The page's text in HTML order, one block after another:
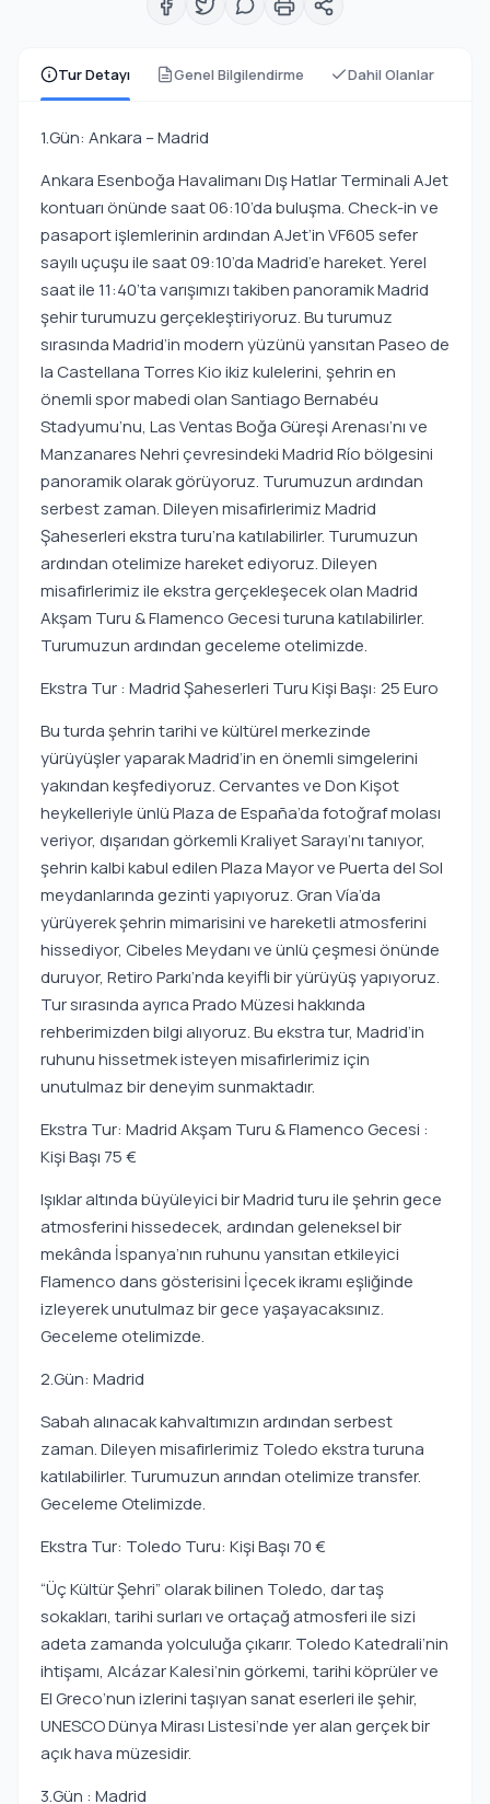
Tur Detayı Genel Bilgilendirme Dahil Olanlar
1.Gün: Ankara – Madrid
Ankara Esenboğa Havalimanı Dış Hatlar Terminali AJet
kontuarı önünde saat 06:10’da buluşma. Check-in ve
pasaport işlemlerinin ardından AJet’in VF605 sefer
sayılı uçuşu ile saat 09:10’da Madrid’e hareket. Yerel
saat ile 11:40’ta varışımızı takiben panoramik Madrid
şehir turumuzu gerçekleştiriyoruz. Bu turumuz
sırasında Madrid’in modern yüzünü yansıtan Paseo de
la Castellana Torres Kio ikiz kulelerini, şehrin en
önemli spor mabedi olan Santiago Bernabéu
Stadyumu’nu, Las Ventas Boğa Güreşi Arenası’nı ve
Manzanares Nehri çevresindeki Madrid Río bölgesini
panoramik olarak görüyoruz. Turumuzun ardından
serbest zaman. Dileyen misafirlerimiz Madrid
Şaheserleri ekstra turu’na katılabilirler. Turumuzun
ardından otelimize hareket ediyoruz. Dileyen
misafirlerimiz ile ekstra gerçekleşecek olan Madrid
Akşam Turu & Flamenco Gecesi turuna katılabilirler.
Turumuzun ardından geceleme otelimizde.
Ekstra Tur : Madrid Şaheserleri Turu Kişi Başı: 25 Euro
Bu turda şehrin tarihi ve kültürel merkezinde
yürüyüşler yaparak Madrid’in en önemli simgelerini
yakından keşfediyoruz. Cervantes ve Don Kişot
heykelleriyle ünlü Plaza de España’da fotoğraf molası
veriyor, dışarıdan görkemli Kraliyet Sarayı’nı tanıyor,
şehrin kalbi kabul edilen Plaza Mayor ve Puerta del Sol
meydanlarında gezinti yapıyoruz. Gran Vía’da
yürüyerek şehrin mimarisini ve hareketli atmosferini
hissediyor, Cibeles Meydanı ve ünlü çeşmesi önünde
duruyor, Retiro Parkı’nda keyifli bir yürüyüş yapıyoruz.
Tur sırasında ayrıca Prado Müzesi hakkında
rehberimizden bilgi alıyoruz. Bu ekstra tur, Madrid’in
ruhunu hissetmek isteyen misafirlerimiz için
unutulmaz bir deneyim sunmaktadır.
Ekstra Tur: Madrid Akşam Turu & Flamenco Gecesi :
Kişi Başı 75 €
Işıklar altında büyüleyici bir Madrid turu ile şehrin gece
atmosferini hissedecek, ardından geleneksel bir
mekânda İspanya’nın ruhunu yansıtan etkileyici
Flamenco dans gösterisini İçecek ikramı eşliğinde
izleyerek unutulmaz bir gece yaşayacaksınız.
Geceleme otelimizde.
2.Gün: Madrid
Sabah alınacak kahvaltımızın ardından serbest
zaman. Dileyen misafirlerimiz Toledo ekstra turuna
katılabilirler. Turumuzun arından otelimize transfer.
Geceleme Otelimizde.
Ekstra Tur: Toledo Turu: Kişi Başı 70 €
“Üç Kültür Şehri” olarak bilinen Toledo, dar taş
sokakları, tarihi surları ve ortaçağ atmosferi ile sizi
adeta zamanda yolculuğa çıkarır. Toledo Katedrali’nin
ihtişamı, Alcázar Kalesi’nin görkemi, tarihi köprüler ve
El Greco’nun izlerini taşıyan sanat eserleri ile şehir,
UNESCO Dünya Mirası Listesi’nde yer alan gerçek bir
açık hava müzesidir.
3.Gün : Madrid